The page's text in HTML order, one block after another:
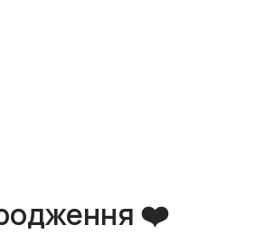
❤️